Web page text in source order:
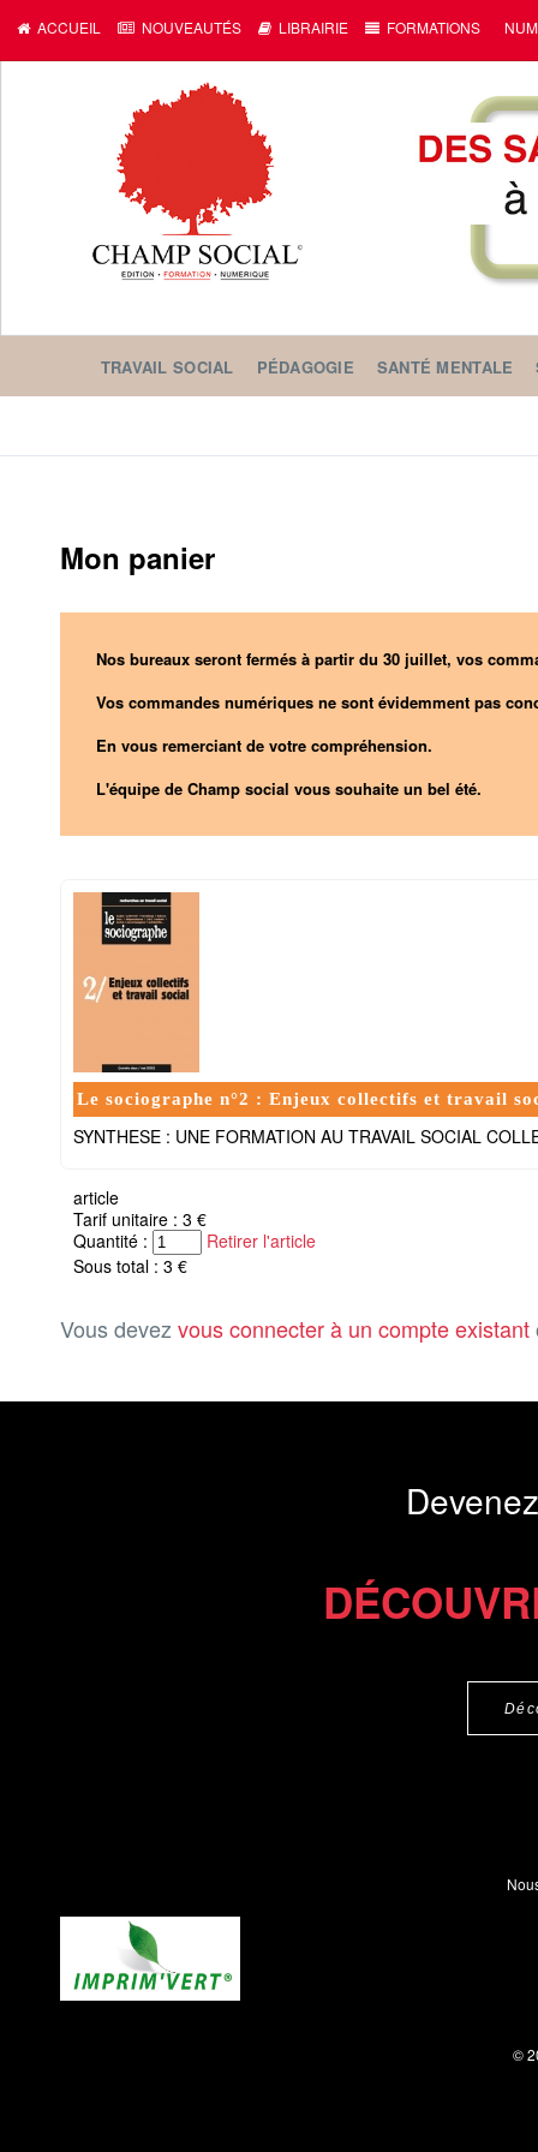
ACCUEIL NOUVEAUTÉS LIBRAIRIE FORMATIONS
TRAVAIL SOCIAL PÉDAGOGIE SANTÉ MENTALE
Mon panier
Nos bureaux seront fermés à partir du 30 juillet, vos
Vos commandes numériques ne sont évidemment pas
En vous remerciant de votre compréhension.
L'équipe de Champ social vous souhaite un bel été.
Le sociographe n°2 : Enjeux collectifs et travail
SYNTHESE : UNE FORMATION AU TRAVAIL SOCIAL
article
Tarif unitaire : 3 €
Quantité :
Retirer l'article
Sous total : 3 €
Vous devez vous connecter à un compte existant
©